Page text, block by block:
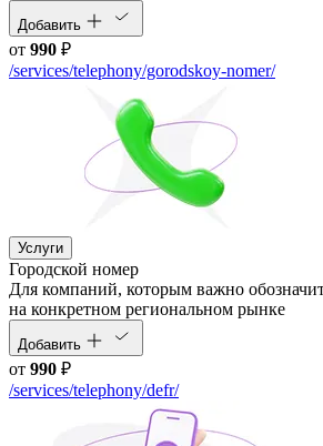
Добавить
от 990 ₽
/services/telephony/gorodskoy-nomer/
Услуги
Городской номер
Для компаний, которым важно
на конкретном региональном рынке
Добавить
от 990 ₽
/services/telephony/defr/